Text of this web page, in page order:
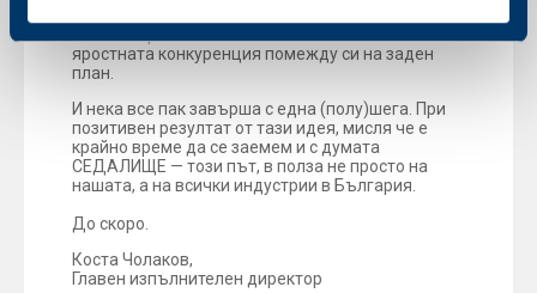
яростната конкуренция помежду си на заден
план.
И нека все пак завърша с една (полу)шега. При
позитивен резултат от тази идея, мисля че е
крайно време да се заемем и с думата
СЕДАЛИЩЕ — този път, в полза не просто на
нашата, а на всички индустрии в България.
До скоро.
Коста Чолаков,
Главен изпълнителен директор